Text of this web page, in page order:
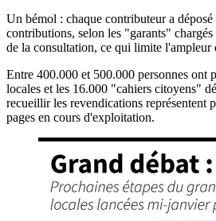
Un bémol : chaque contributeur a
contributions, selon les "garants"
de la consultation, ce qui limite l'ampleur
Entre 400.000 et 500.000 personnes ont
locales et les 16.000 "cahiers citoyens"
recueillir les revendications représentent
pages en cours d'exploitation.